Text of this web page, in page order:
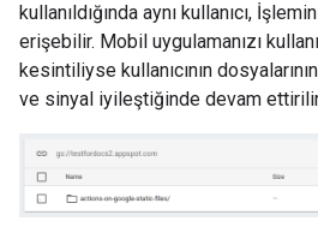
kullanıldığında aynı kullanıcı,
erişebilir. Mobil uygulamanızı
kesintiliyse kullanıcının
ve sinyal iyileştiğinde devam